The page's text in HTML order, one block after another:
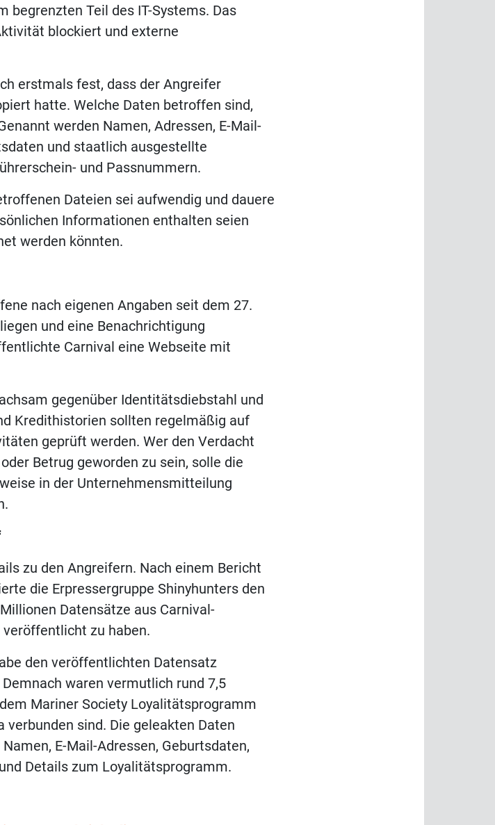
begrenzten Teil des IT-Systems. Das
blockiert und externe
erstmals fest, dass der Angreifer
hatte. Welche Daten betroffen sind,
werden Namen, Adressen, E-Mail-
und staatlich ausgestellte
und Passnummern.
Dateien sei aufwendig und dauere
Informationen enthalten seien
werden könnten.
nach eigenen Angaben seit dem 27.
und eine Benachrichtigung
Carnival eine Webseite mit
gegenüber Identitätsdiebstahl und
Kredithistorien sollten regelmäßig auf
geprüft werden. Wer den Verdacht
Betrug geworden zu sein, solle die
in der Unternehmensmitteilung
zu den Angreifern. Nach einem Bericht
die Erpressergruppe Shinyhunters den
Datensätze aus Carnival-
zu haben.
den veröffentlichten Datensatz
waren vermutlich rund 7,5
Mariner Society Loyalitätsprogramm
sind. Die geleakten Daten
E-Mail-Adressen, Geburtsdaten,
Details zum Loyalitätsprogramm.